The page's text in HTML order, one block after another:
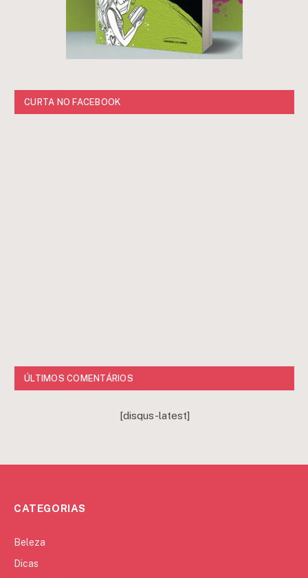
CURTA NO FACEBOOK
ÚLTIMOS COMENTÁRIOS
[disqus-latest]
CATEGORIAS
Beleza
Dicas